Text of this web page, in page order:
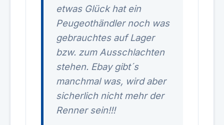
etwas Glück hat ein
Peugeothändler noch was
gebrauchtes auf Lager
bzw. zum Ausschlachten
stehen. Ebay gibt´s
manchmal was, wird aber
sicherlich nicht mehr der
Renner sein!!!